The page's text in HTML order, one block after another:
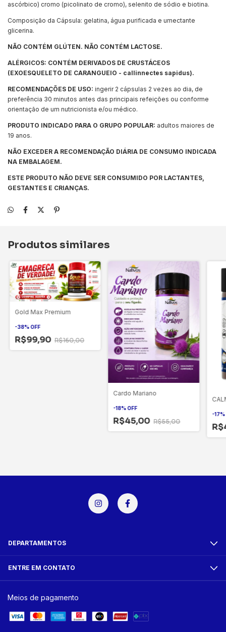
ascórbico) cromo (picolinato de cromo), selenito de sódio e biotina.
Composição da Cápsula: gelatina, água purificada e umectante
glicerina.
NÃO CONTÉM GLÚTEN. NÃO CONTÉM LACTOSE.
ALÉRGICOS: CONTÉM DERIVADOS DE CRUSTÁCEOS
(EXOESQUELETO DE CARANGUEIO - callinnectes sapidus).
RECOMENDAÇÕES DE USO: ingerir 2 cápsulas 2 vezes ao dia, de
preferência 30 minutos antes das principais refeições ou conforme
orientação de um nutricionista e/ou médico.
PRODUTO INDICADO PARA O GRUPO POPULAR: adultos maiores de
19 anos.
NÃO EXCEDER A RECOMENDAÇÃO DIÁRIA DE CONSUMO INDICADA
NA EMBALAGEM.
ESTE PRODUTO NÃO DEVE SER CONSUMIDO POR LACTANTES,
GESTANTES E CRIANÇAS.
Produtos similares
Gold Max Premium
-38%OFF
R$99,90 R$160,00
Cardo Mariano
-18%OFF
R$45,00 R$55,00
-17%
DEPARTAMENTOS
ENTRE EM CONTATO
Meios de pagamento